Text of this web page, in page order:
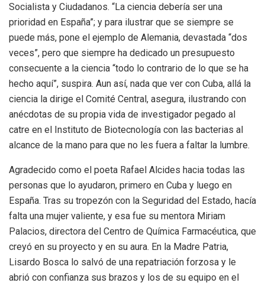
Socialista y Ciudadanos. “La ciencia debería ser una
prioridad en España”; y para ilustrar que se siempre se
puede más, pone el ejemplo de Alemania, devastada “dos
veces”, pero que siempre ha dedicado un presupuesto
consecuente a la ciencia “todo lo contrario de lo que se ha
hecho aquí”, suspira. Aun así, nada que ver con Cuba, allá la
ciencia la dirige el Comité Central, asegura, ilustrando con
anécdotas de su propia vida de investigador pegado al
catre en el Instituto de Biotecnología con las bacterias al
alcance de la mano para que no les fuera a faltar la lumbre.
Agradecido como el poeta Rafael Alcides hacia todas las
personas que lo ayudaron, primero en Cuba y luego en
España. Tras su tropezón con la Seguridad del Estado, hacía
falta una mujer valiente, y esa fue su mentora Miriam
Palacios, directora del Centro de Química Farmacéutica, que
creyó en su proyecto y en su aura. En la Madre Patria,
Lisardo Bosca lo salvó de una repatriación forzosa y le
abrió con confianza sus brazos y los de su equipo en el